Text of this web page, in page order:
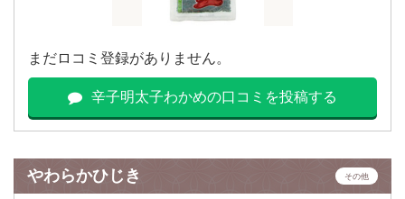
まだロコミ登録がありません。
辛子明太子わかめの口コミを投稿する
やわらかひじき その他